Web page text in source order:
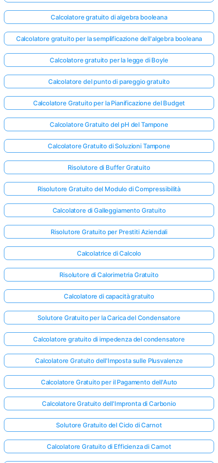
Calcolatore gratuito di algebra booleana
Calcolatore gratuito per la semplificazione dell'algebra booleana
Calcolatore gratuito per la legge di Boyle
Calcolatore del punto di pareggio gratuito
Calcolatore Gratuito per la Pianificazione del Budget
Calcolatore Gratuito del pH del Tampone
Calcolatore Gratuito di Soluzioni Tampone
Risolutore di Buffer Gratuito
Risolutore Gratuito del Modulo di Compressibilità
Calcolatore di Galleggiamento Gratuito
Risolutore Gratuito per Prestiti Aziendali
Calcolatrice di Calcolo
Risolutore di Calorimetria Gratuito
Calcolatore di capacità gratuito
Solutore Gratuito per la Carica del Condensatore
Calcolatore gratuito di impedenza del condensatore
Calcolatore Gratuito dell'Imposta sulle Plusvalenze
Calcolatore Gratuito per il Pagamento dell'Auto
Calcolatore Gratuito dell'Impronta di Carbonio
Solutore Gratuito del Ciclo di Carnot
Calcolatore Gratuito di Efficienza di Carnot